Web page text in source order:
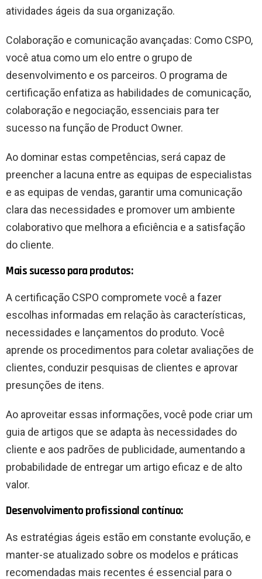
atividades ágeis da sua organização.
Colaboração e comunicação avançadas: Como CSPO,
você atua como um elo entre o grupo de
desenvolvimento e os parceiros. O programa de
certificação enfatiza as habilidades de comunicação,
colaboração e negociação, essenciais para ter
sucesso na função de Product Owner.
Ao dominar estas competências, será capaz de
preencher a lacuna entre as equipas de especialistas
e as equipas de vendas, garantir uma comunicação
clara das necessidades e promover um ambiente
colaborativo que melhora a eficiência e a satisfação
do cliente.
Mais sucesso para produtos:
A certificação CSPO compromete você a fazer
escolhas informadas em relação às características,
necessidades e lançamentos do produto. Você
aprende os procedimentos para coletar avaliações de
clientes, conduzir pesquisas de clientes e aprovar
presunções de itens.
Ao aproveitar essas informações, você pode criar um
guia de artigos que se adapta às necessidades do
cliente e aos padrões de publicidade, aumentando a
probabilidade de entregar um artigo eficaz e de alto
valor.
Desenvolvimento profissional contínuo:
As estratégias ágeis estão em constante evolução, e
manter-se atualizado sobre os modelos e práticas
recomendadas mais recentes é essencial para o